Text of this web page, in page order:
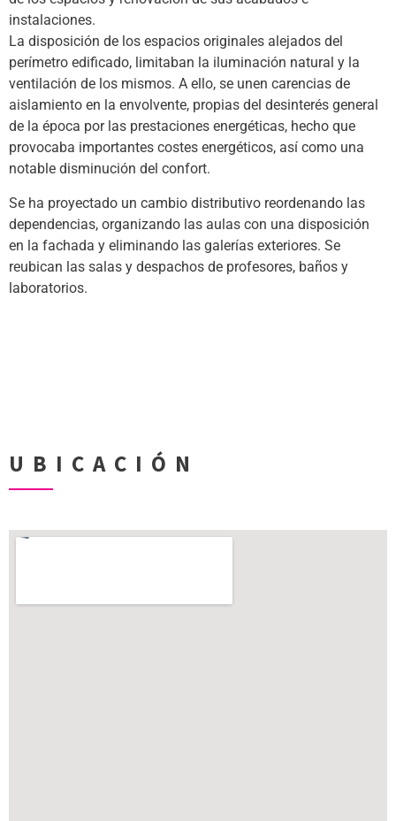
instalaciones.
La disposición de los espacios originales alejados del
perímetro edificado, limitaban la iluminación natural y la
ventilación de los mismos. A ello, se unen carencias de
aislamiento en la envolvente, propias del desinterés general
de la época por las prestaciones energéticas, hecho que
provocaba importantes costes energéticos, así como una
notable disminución del confort.
Se ha proyectado un cambio distributivo reordenando las
dependencias, organizando las aulas con una disposición
en la fachada y eliminando las galerías exteriores. Se
reubican las salas y despachos de profesores, baños y
laboratorios.
UBICACIÓN